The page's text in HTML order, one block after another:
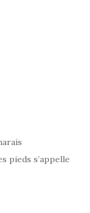
pieds s’appelle